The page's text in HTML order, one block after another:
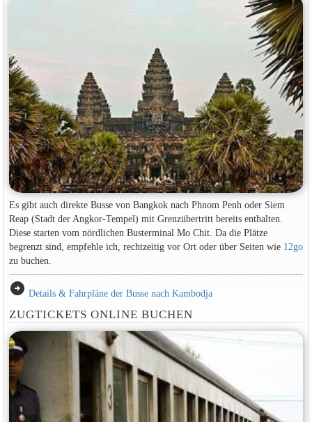
Es gibt auch direkte Busse von Bangkok nach Phnom Penh oder Siem
Reap (Stadt der Angkor-Tempel) mit Grenzübertritt bereits enthalten.
Diese starten vom nördlichen Busterminal Mo Chit. Da die Plätze
begrenzt sind, empfehle ich, rechtzeitig vor Ort oder über Seiten wie 12go
zu buchen.
arrow_circle_right Details & Fahrpläne der Busse nach Kambodja
ZUGTICKETS ONLINE BUCHEN